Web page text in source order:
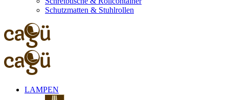
Schutzmatten & Stuhlrollen
LAMPEN